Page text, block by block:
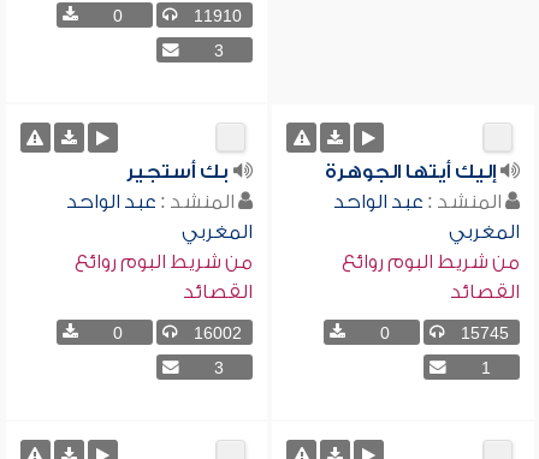
11910
0
3
إليك أيتها الجوهرة
المنشد : عبد الواحد
المغربي
من شريط البوم روائع
القصائد
15745
0
1
بك أستجير
المنشد : عبد الواحد
المغربي
من شريط البوم روائع
القصائد
16002
0
3